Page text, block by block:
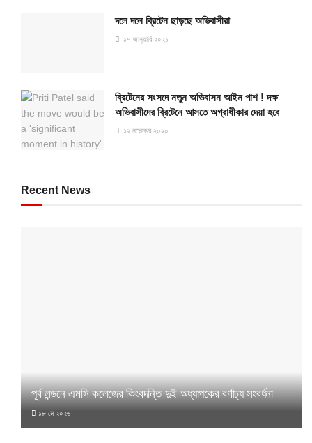
দলে দলে ব্রিটেন ছাড়ছে অভিবাসীরা
১৭ জানুয়ারি ২০২১
ব্রিটেনের সংসদে নতুন অভিবাসন আইন পাশ ! দক্ষ
অভিবাসীদের ব্রিটেনে আসতে অগ্রাধীকার দেয়া হবে
১২ নভেম্বর ২০২০
Recent News
পূর্ব লন্ডনে এমসি কলেজের কিংবদন্তি দুই অধ্যাপকের বর্ণাঢ্য সংবর্ধনা
১৮ মে ২০২৬